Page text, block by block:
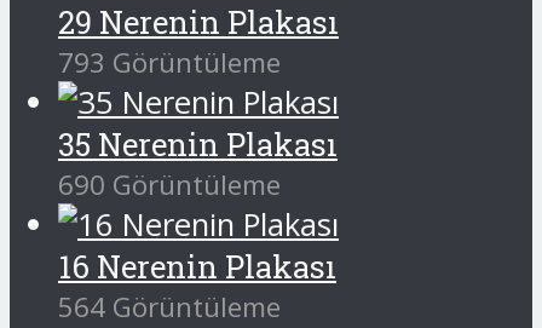
29 Nerenin Plakası
793 Görüntüleme
35 Nerenin Plakası
690 Görüntüleme
16 Nerenin Plakası
564 Görüntüleme